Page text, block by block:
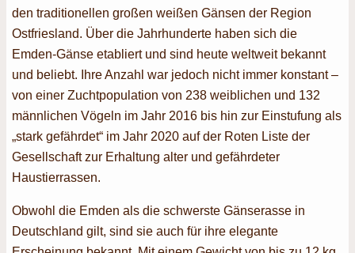
den traditionellen großen weißen Gänsen der Region
Ostfriesland. Über die Jahrhunderte haben sich die
Emden-Gänse etabliert und sind heute weltweit bekannt
und beliebt. Ihre Anzahl war jedoch nicht immer konstant –
von einer Zuchtpopulation von 238 weiblichen und 132
männlichen Vögeln im Jahr 2016 bis hin zur Einstufung als
„stark gefährdet“ im Jahr 2020 auf der Roten Liste der
Gesellschaft zur Erhaltung alter und gefährdeter
Haustierrassen.
Obwohl die Emden als die schwerste Gänserasse in
Deutschland gilt, sind sie auch für ihre elegante